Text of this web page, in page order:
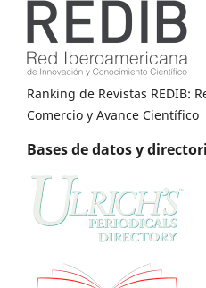
Ranking de Revistas REDIB:
Comercio y Avance Científico
Bases de datos y